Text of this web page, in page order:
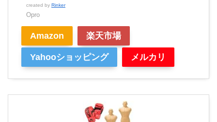
created by Rinker
Opro
Amazon 楽天市場
Yahooショッピング メルカリ